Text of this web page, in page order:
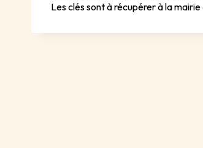
Les clés sont à récupérer à la